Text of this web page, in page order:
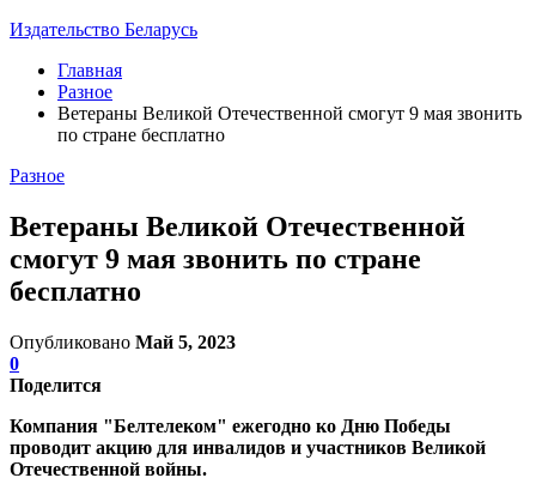
Издательство Беларусь
Главная
Разное
Ветераны Великой Отечественной смогут 9 мая звонить
по стране бесплатно
Разное
Ветераны Великой Отечественной
смогут 9 мая звонить по стране
бесплатно
Опубликовано Май 5, 2023
0
Поделится
Компания "Белтелеком" ежегодно ко Дню Победы
проводит акцию для инвалидов и участников Великой
Отечественной войны.